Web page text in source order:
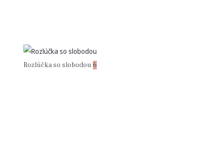
Rozlúčka so slobodou 6